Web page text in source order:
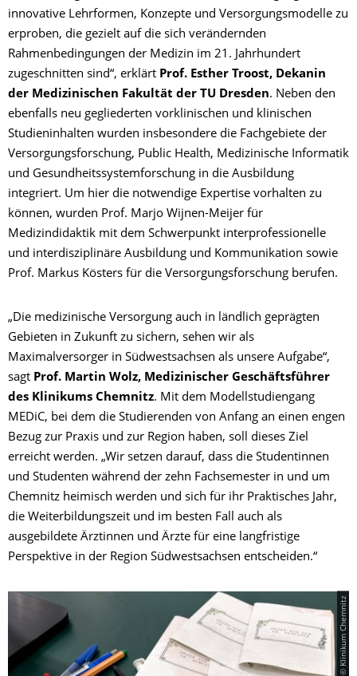
innovative Lehrformen, Konzepte und Versorgungsmodelle zu
erproben, die gezielt auf die sich verändernden
Rahmenbedingungen der Medizin im 21. Jahrhundert
zugeschnitten sind“, erklärt Prof. Esther Troost, Dekanin
der Medizinischen Fakultät der TU Dresden. Neben den
ebenfalls neu gegliederten vorklinischen und klinischen
Studieninhalten wurden insbesondere die Fachgebiete der
Versorgungsforschung, Public Health, Medizinische Informatik
und Gesundheitssystemforschung in die Ausbildung
integriert. Um hier die notwendige Expertise vorhalten zu
können, wurden Prof. Marjo Wijnen-Meijer für
Medizindidaktik mit dem Schwerpunkt interprofessionelle
und interdisziplinäre Ausbildung und Kommunikation sowie
Prof. Markus Kösters für die Versorgungsforschung berufen.
„Die medizinische Versorgung auch in ländlich geprägten
Gebieten in Zukunft zu sichern, sehen wir als
Maximalversorger in Südwestsachsen als unsere Aufgabe“,
sagt Prof. Martin Wolz, Medizinischer Geschäftsführer
des Klinikums Chemnitz. Mit dem Modellstudiengang
MEDiC, bei dem die Studierenden von Anfang an einen engen
Bezug zur Praxis und zur Region haben, soll dieses Ziel
erreicht werden. „Wir setzen darauf, dass die Studentinnen
und Studenten während der zehn Fachsemester in und um
Chemnitz heimisch werden und sich für ihr Praktisches Jahr,
die Weiterbildungszeit und im besten Fall auch als
ausgebildete Ärztinnen und Ärzte für eine langfristige
Perspektive in der Region Südwestsachsen entscheiden.“
© Klinikum Chemnitz